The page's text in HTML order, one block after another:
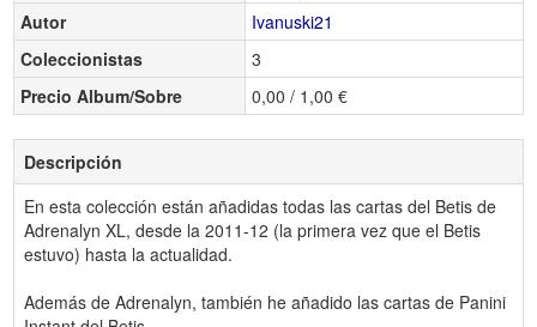
Autor
Ivanuski21
Coleccionistas
3
Precio Album/Sobre
0,00 / 1,00 €
Descripción
En esta colección están añadidas todas las cartas del Betis de
Adrenalyn XL, desde la 2011-12 (la primera vez que el Betis
estuvo) hasta la actualidad.
Además de Adrenalyn, también he añadido las cartas de Panini